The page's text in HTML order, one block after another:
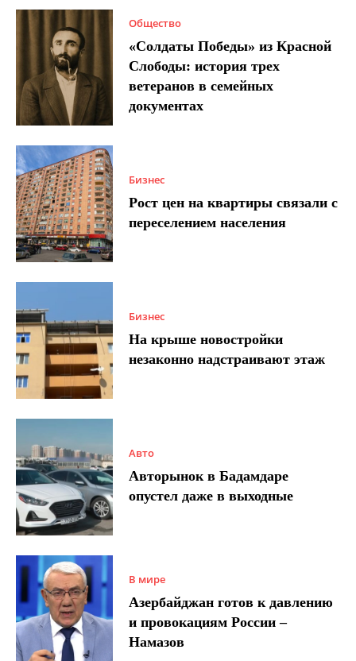
Общество
«Солдаты Победы» из Красной
Слободы: история трех
ветеранов в семейных
документах
Бизнес
Рост цен на квартиры связали с
переселением населения
Бизнес
На крыше новостройки
незаконно надстраивают этаж
Авто
Авторынок в Бадамдаре
опустел даже в выходные
В мире
Азербайджан готов к давлению
и провокациям России –
Намазов